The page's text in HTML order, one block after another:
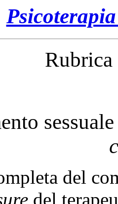
del
del